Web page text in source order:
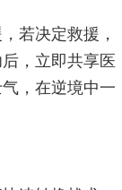
若决定救援，
，立即共享医
，在逆境中一